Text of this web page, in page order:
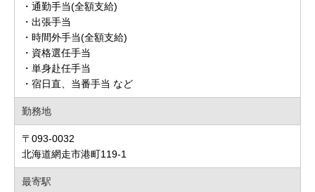
・通勤手当(全額支給)
・出張手当
・時間外手当(全額支給)
・資格選任手当
・単身赴任手当
・宿日直、当番手当 など
勤務地
〒093-0032
北海道網走市港町119-1
最寄駅